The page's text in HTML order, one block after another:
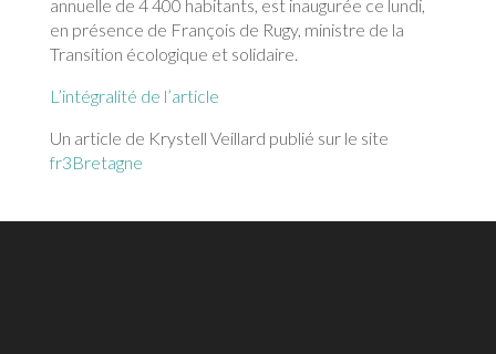
annuelle de 4 400 habitants, est inaugurée ce lundi,
en présence de François de Rugy, ministre de la
Transition écologique et solidaire.
L’intégralité de l’article
Un article de Krystell Veillard publié sur le site
fr3Bretagne